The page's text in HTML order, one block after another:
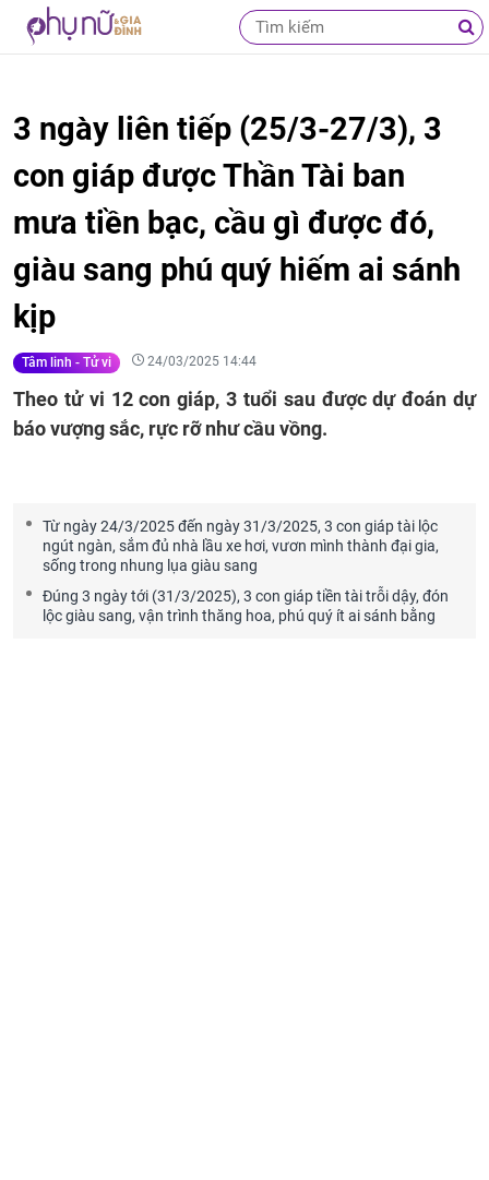
3 ngày liên tiếp (25/3-27/3), 3
con giáp được Thần Tài ban
mưa tiền bạc, cầu gì được đó,
giàu sang phú quý hiếm ai sánh
kịp
Tâm linh - Tử vi 24/03/2025 14:44
Theo tử vi 12 con giáp, 3 tuổi sau được dự đoán dự
báo vượng sắc, rực rỡ như cầu vồng.
Từ ngày 24/3/2025 đến ngày 31/3/2025, 3 con giáp tài lộc
ngút ngàn, sắm đủ nhà lầu xe hơi, vươn mình thành đại gia,
sống trong nhung lụa giàu sang
Đúng 3 ngày tới (31/3/2025), 3 con giáp tiền tài trỗi dậy, đón
lộc giàu sang, vận trình thăng hoa, phú quý ít ai sánh bằng